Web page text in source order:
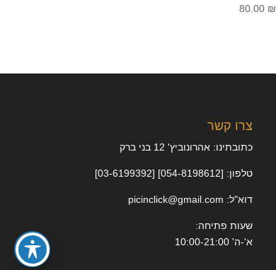
80.00 ₪
צרו קשר
כתובתינו: אהרונוביץ' 12 בני ברק
טלפון: [054-8198612] [03-6199392]
דוא"ל: picinclick@gmail.com
שעות פתיחה:
א'-ה' 10:00-21:00